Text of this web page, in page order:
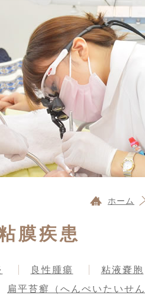
ホーム
膜疾患
良性腫瘍 粘液嚢胞
扁平苔癬（へんぺいたいせん